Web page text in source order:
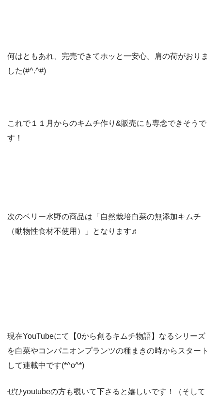
何はともあれ、完売できてホッと一安心。肩の荷がおりま
した(#^.^#)
これで１１月からのキムチ作り&販売にも専念できそうで
す！
次のベリー水野の商品は「自然栽培白菜の無添加キムチ
（動物性食材不使用）」となります♬
現在YouTubeにて【0から創るキムチ物語】なるシリーズ
を白菜やコンパニオンプランツの種まきの時からスタート
して連載中です(*^o^*)
ぜひyoutubeの方も覗いて下さると嬉しいです！（そして